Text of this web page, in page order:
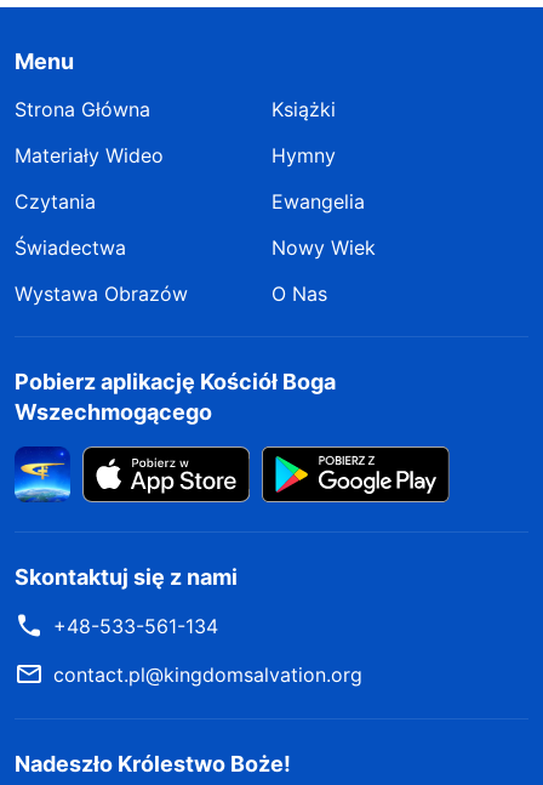
Menu
Strona Główna
Książki
Materiały Wideo
Hymny
Czytania
Ewangelia
Świadectwa
Nowy Wiek
Wystawa Obrazów
O Nas
Pobierz aplikację Kościół Boga
Wszechmogącego
Skontaktuj się z nami
+48-533-561-134
contact.pl@kingdomsalvation.org
Nadeszło Królestwo Boże!